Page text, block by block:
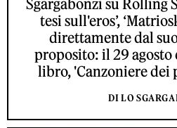
Sgargabonzi su Rolling
tesi sull'eros’,
direttamente dal
proposito: il 29 agosto
libro, 'Canzoniere dei
DI LO